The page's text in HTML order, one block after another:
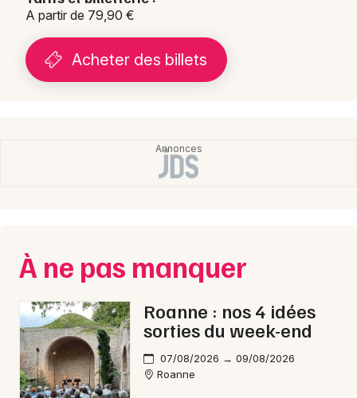
A partir de 79,90 €
Acheter des billets
À ne pas manquer
Roanne : nos 4 idées
sorties du week-end
07/08/2026 → 09/08/2026
Roanne